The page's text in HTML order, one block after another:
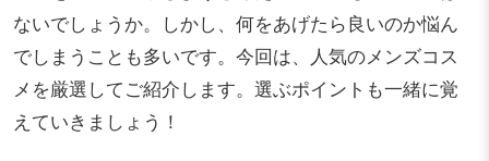
ないでしょうか。しかし、何をあげたら良いのか悩ん
でしまうことも多いです。今回は、人気のメンズコス
メを厳選してご紹介します。選ぶポイントも一緒に覚
えていきましょう！